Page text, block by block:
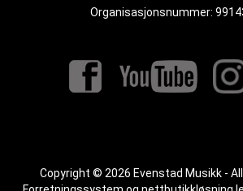
Organisasjonsnummer:
Copyright © 2026 Evenstad Musikk -